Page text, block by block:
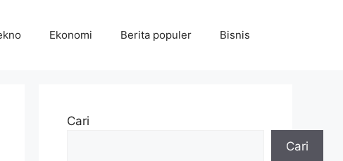
Ekonomi Berita populer Bisnis
Cari
Cari